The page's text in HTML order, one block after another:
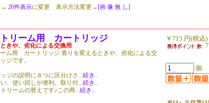
→ 20件表示に変更 表示方法変更→ [画 像 無 し]
リーム用 カートリッジ
きや、劣化による交換用
ム用 カートリッジ 香りを変えるときや、劣化による交
ジです。
ジの説明に８つに区分けさ...続き..
、使い回しが便利。取り付...続き..
リームの替えです♪この商...続き..
￥715 円(税込)
7
個